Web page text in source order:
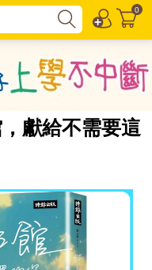
0
獻給不需要這